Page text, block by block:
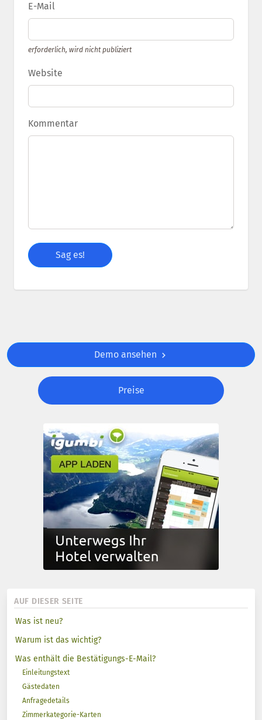
E-Mail
erforderlich, wird nicht publiziert
Website
Kommentar
Demo ansehen
Preise
AUF DIESER SEITE
Was ist neu?
Warum ist das wichtig?
Was enthält die Bestätigungs-E-Mail?
Einleitungstext
Gästedaten
Anfragedetails
Zimmerkategorie-Karten